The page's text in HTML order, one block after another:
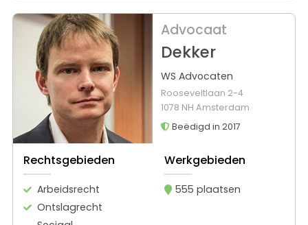
Advocaat
Dekker
WS Advocaten
Rooseveltlaan 2-4
1078 NH Amsterdam
Beëdigd in 2017
Rechtsgebieden
Arbeidsrecht
Ontslagrecht
Werkgebieden
555 plaatsen